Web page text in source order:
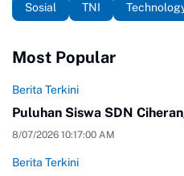
Sosial
TNI
Most Popular
Berita Terkini
Puluhan Siswa SDN
8/07/2026 10:17:00 AM
Berita Terkini